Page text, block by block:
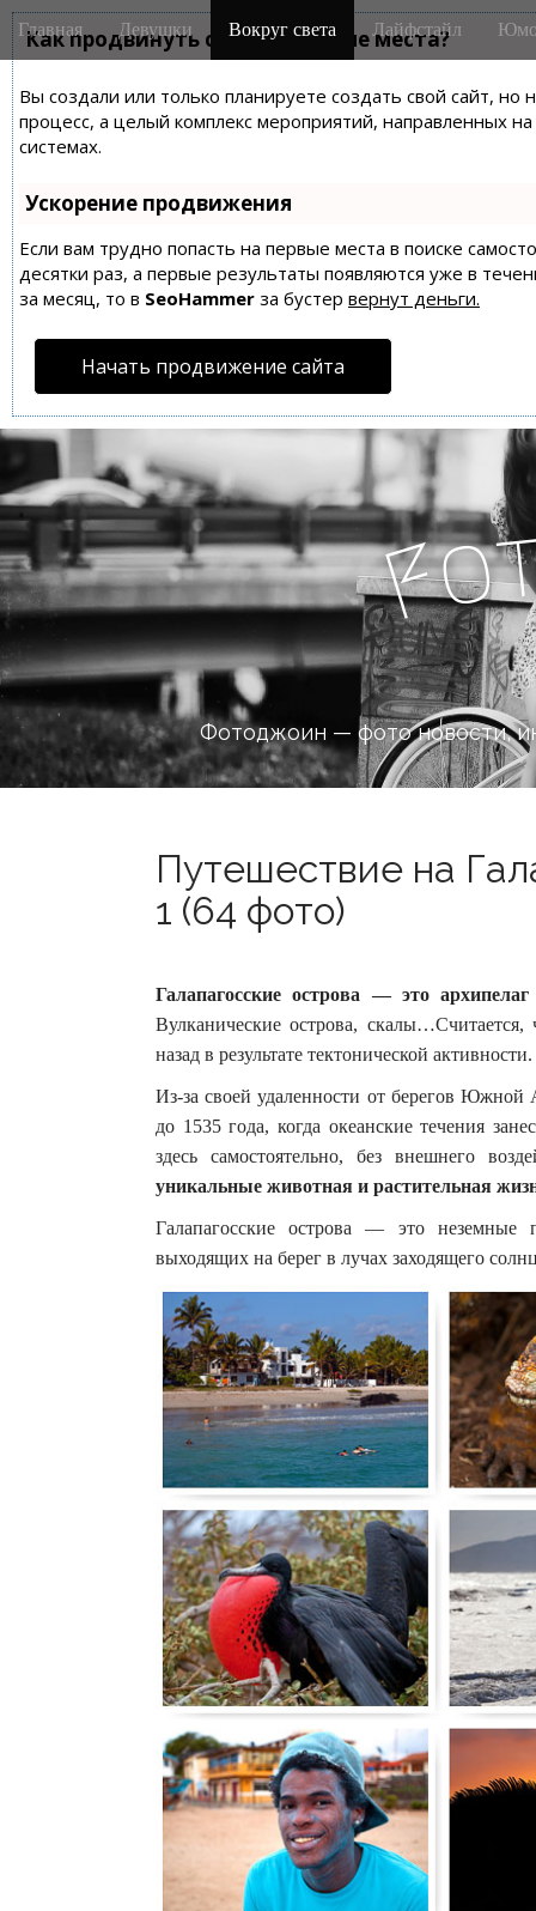
Как продвинуть сайт на первые места?
Вы создали или только планируете создать свой сайт,
процесс, а целый комплекс мероприятий, направленных
системах.
Ускорение продвижения
Если вам трудно попасть на первые места в поиске
десятки раз, а первые результаты появляются уже в
за месяц, то в SeoHammer за бустер вернут деньги.
Начать продвижение сайта
M
a
n
m
e
n
u
i
Главная Девушки Вокруг света Лайфстайл
Fo
Фотоджоин — фото новости,
Путешествие на
1 (64 фото)
Галапагосские острова — это
Вулканические острова,
назад в результате тектонической активности.
Из-за своей удаленности от берегов
до 1535 года, когда океанские течения
здесь самостоятельно, без внешнего
уникальные животная и растительная
Галапагосские острова — это неземные
выходящих на берег в лучах заходящего